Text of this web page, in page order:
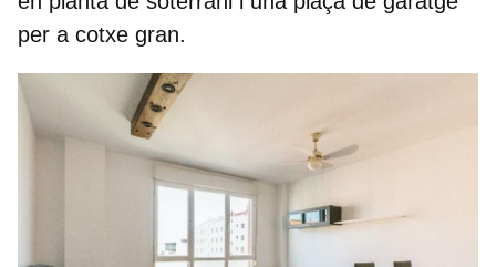
per a cotxe gran.